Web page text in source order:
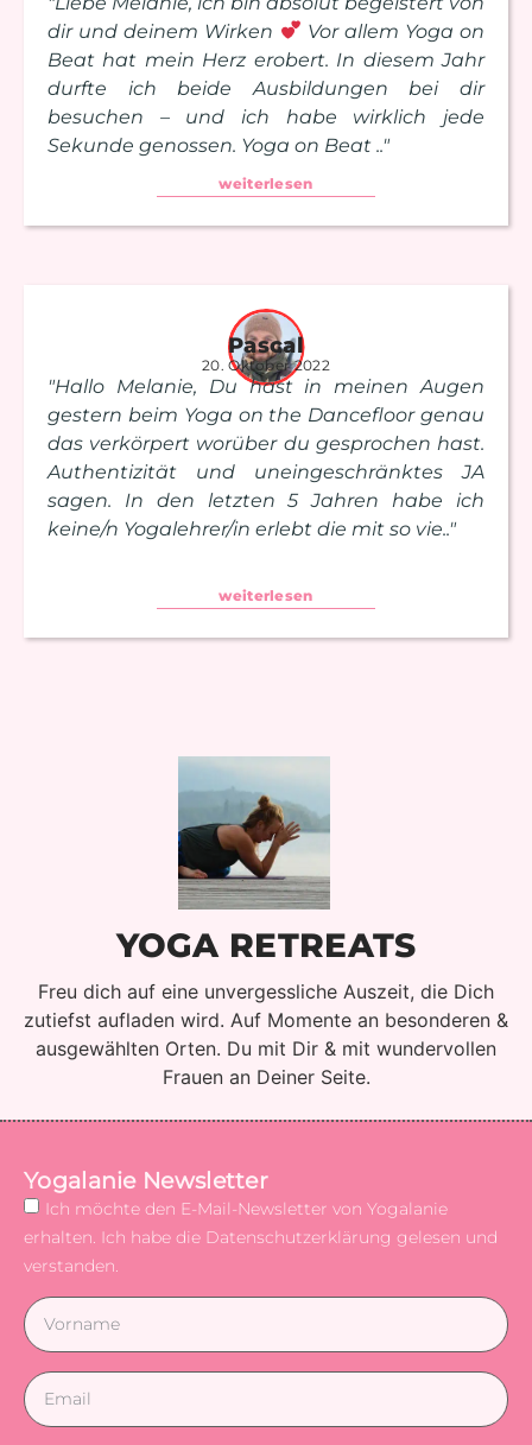
dir und deinem Wirken
Vor allem Yoga on
Beat hat mein Herz erobert. In diesem Jahr
durfte ich beide Ausbildungen bei dir
besuchen – und ich habe wirklich jede
Sekunde genossen. Yoga on Beat .."
weiterlesen
Pascal
20. Oktober 2022
"Hallo Melanie, Du hast in meinen Augen
gestern beim Yoga on the Dancefloor genau
das verkörpert worüber du gesprochen hast.
Authentizität und uneingeschränktes JA
sagen. In den letzten 5 Jahren habe ich
keine/n Yogalehrer/in erlebt die mit so vie.."
weiterlesen
YOGA RETREATS
Freu dich auf eine unvergessliche Auszeit, die Dich
zutiefst aufladen wird. Auf Momente an besonderen &
ausgewählten Orten. Du mit Dir & mit wundervollen
Frauen an Deiner Seite.
Yogalanie Newsletter
Ich möchte den E-Mail-Newsletter von Yogalanie
erhalten. Ich habe die Datenschutzerklärung gelesen und
verstanden.